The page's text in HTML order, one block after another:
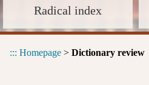
Radical index
::: Homepage > Dictionary review